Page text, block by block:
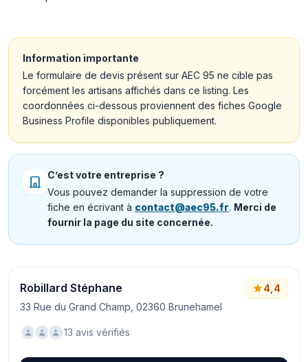
Information importante
Le formulaire de devis présent sur AEC 95 ne cible pas
forcément les artisans affichés dans ce listing. Les
coordonnées ci-dessous proviennent des fiches Google
Business Profile disponibles publiquement.
C’est votre entreprise ?
Vous pouvez demander la suppression de votre
fiche en écrivant à contact@aec95.fr. Merci de
fournir la page du site concernée.
Robillard Stéphane
33 Rue du Grand Champ, 02360 Brunehamel
4,4
13 avis vérifiés